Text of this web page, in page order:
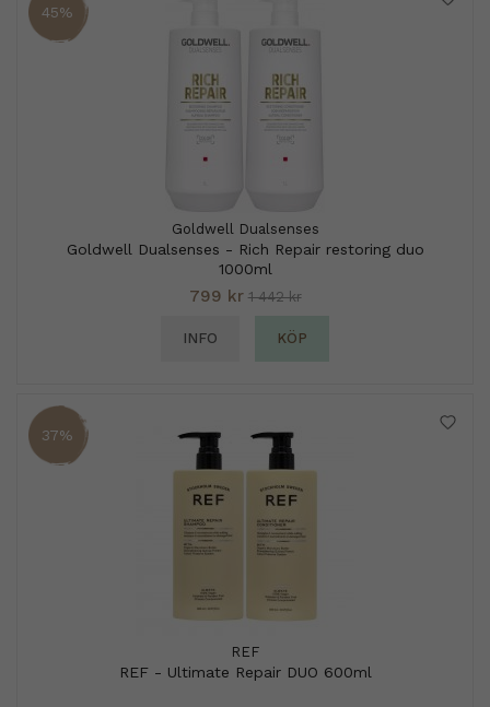
45%
Goldwell Dualsenses
Goldwell Dualsenses - Rich Repair restoring duo
1000ml
799 kr 1 442 kr
INFO KÖP
37%
REF
REF - Ultimate Repair DUO 600ml